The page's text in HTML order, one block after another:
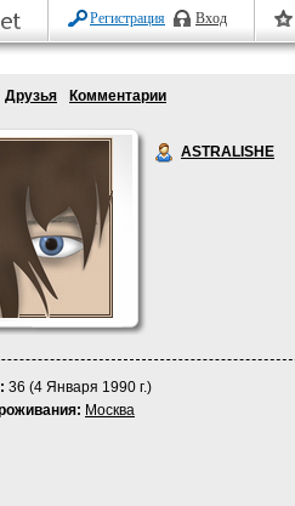
Регистрация Вход
Друзья Комментарии
ASTRALISHE
36 (4 Января 1990 г.)
Москва